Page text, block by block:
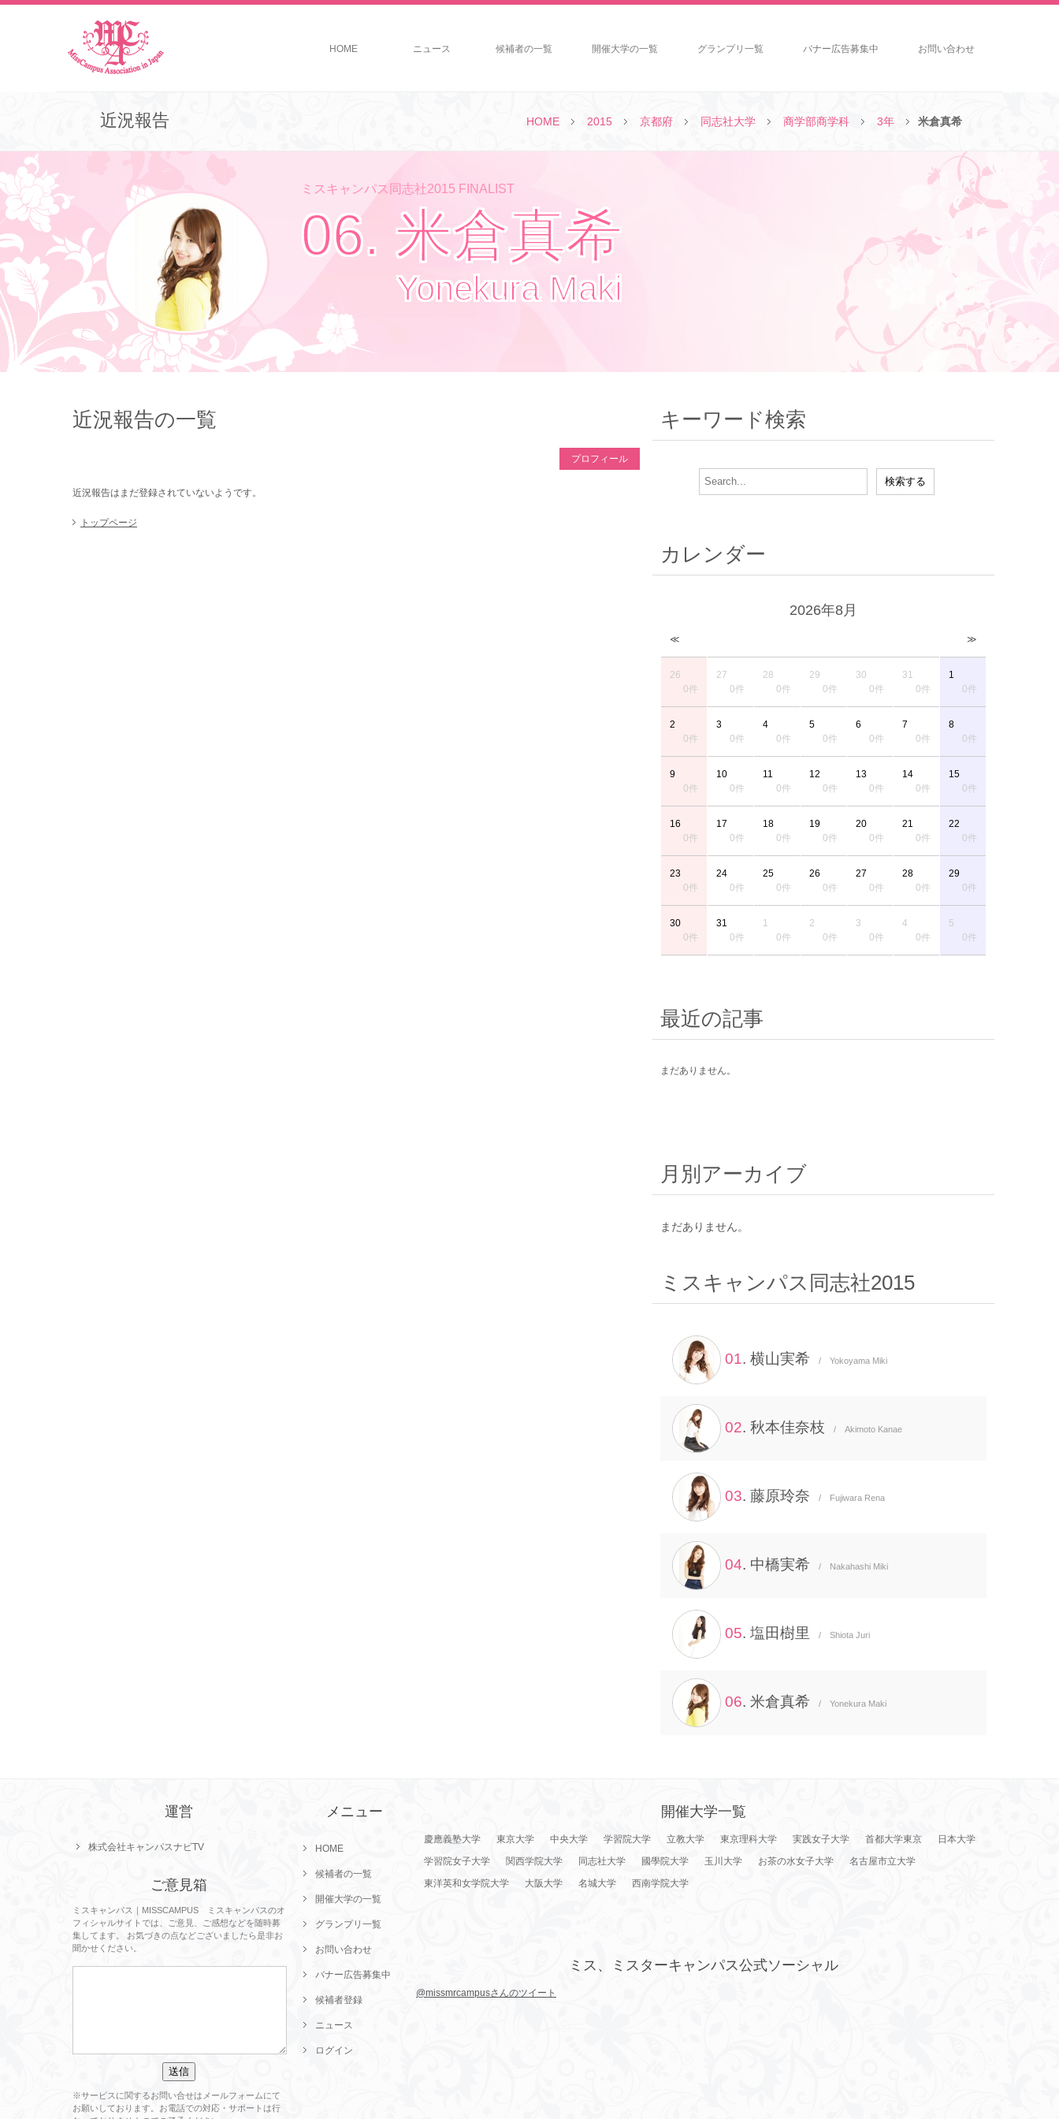
HOME ニュース 候補者の一覧 開催大学の一覧 グランプリ一覧 バナー広告募集中 お問い合わせ
HOME 2015 京都府 同志社大学 商学部商学科 3年 米倉真希
近況報告
ミスキャンパス同志社2015 FINALIST
06. 米倉真希
Yonekura Maki
近況報告の一覧
プロフィール
近況報告はまだ登録されていないようです。
トップページ
キーワード検索
カレンダー
2026年8月
≪ ≫
26
0件
27
0件
28
0件
29
0件
30
0件
31
0件
1
0件
2
0件
3
0件
4
0件
5
0件
6
0件
7
0件
8
0件
9
0件
10
0件
11
0件
12
0件
13
0件
14
0件
15
0件
16
0件
17
0件
18
0件
19
0件
20
0件
21
0件
22
0件
23
0件
24
0件
25
0件
26
0件
27
0件
28
0件
29
0件
30
0件
31
0件
1
0件
2
0件
3
0件
4
0件
5
0件
最近の記事
まだありません。
月別アーカイブ
まだありません。
ミスキャンパス同志社2015
01. 横山実希 / Yokoyama Miki
02. 秋本佳奈枝 / Akimoto Kanae
03. 藤原玲奈 / Fujiwara Rena
04. 中橋実希 / Nakahashi Miki
05. 塩田樹里 / Shiota Juri
06. 米倉真希 / Yonekura Maki
運営
株式会社キャンパスナビTV
ご意見箱
ミスキャンパス｜MISSCAMPUS ミスキャンパスのオ
フィシャルサイトでは、ご意見、ご感想などを随時募
集してます。 お気づきの点などございましたら是非お
聞かせください。
※サービスに関するお問い合せはメールフォームにて
お願いしております。お電話での対応・サポートは行
メニュー
HOME
候補者の一覧
開催大学の一覧
グランプリ一覧
お問い合わせ
バナー広告募集中
候補者登録
ニュース
ログイン
開催大学一覧
慶應義塾大学 東京大学 中央大学 学習院大学 立教大学 東京理科大学 実践女子大学 首都大学東京
日本大学
学習院女子大学
関西学院大学 同志社大学 國學院大学 玉川大学 お茶の水女子大学
名古屋市立大学
東洋英和女学院大学
大阪大学 名城大学 西南学院大学
ミス、ミスターキャンパス公式ソーシャル
@missmrcampusさんのツイート